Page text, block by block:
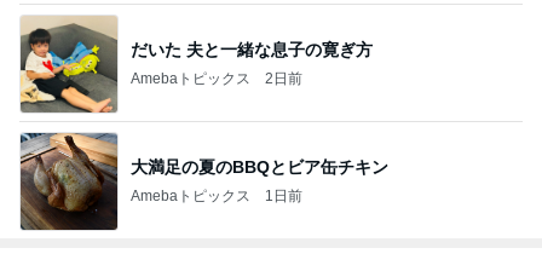
だいた 夫と一緒な息子の寛ぎ方
Amebaトピックス 2日前
大満足の夏のBBQとビア缶チキン
Amebaトピックス 1日前